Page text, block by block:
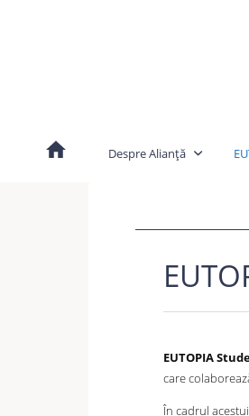
Despre Alianță
EUTOPIA
care
În cadrul